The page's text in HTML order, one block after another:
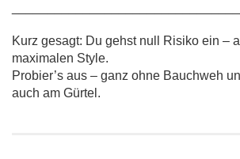
Kurz gesagt: Du gehst null Risiko ein –
maximalen Style.
Probier’s aus – ganz ohne Bauchweh
auch am Gürtel.